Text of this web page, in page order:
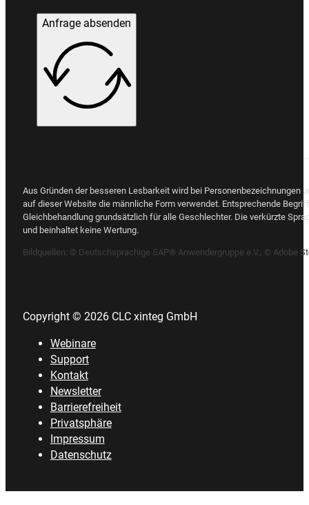
Anfrage absenden
Aus Gründen der besseren Lesbarkeit wird bei Personenbezeichnungen
auf dieser Website die männliche Form verwendet. Entsprechende
Gleichbehandlung grundsätzlich für alle Geschlechter. Die verkürzte
und beinhaltet keine Wertung.
Bildquellen: © Deutschsprachige SAP® Anwendergruppe e.V., © Adobe
Copyright © 2026 CLC xinteg GmbH
Webinare
Support
Kontakt
Newsletter
Barrierefreiheit
Privatsphäre
Impressum
Datenschutz